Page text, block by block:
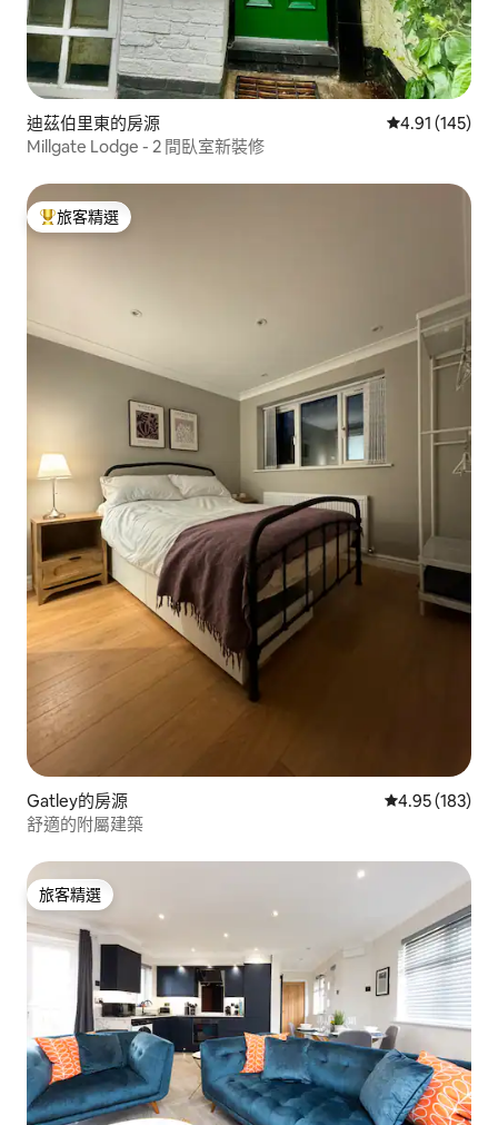
迪茲伯里東的房源 從 145 則評價
4.91 (145)
Millgate Lodge - 2 間臥室新裝修
旅客精選榜首
旅客精選
Gatley的房源 從 183 則評價
4.95 (183)
舒適的附屬建築
旅客精選
旅客精選